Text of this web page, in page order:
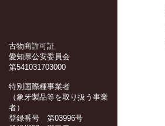
古物商許可証
愛知県公安委員会
第541031703000
特別国際種事業者
（象牙製品等を取り扱う事業
者）
登録番号 第03996号